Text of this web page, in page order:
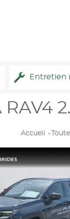
Entretien
RAV4
Accueil